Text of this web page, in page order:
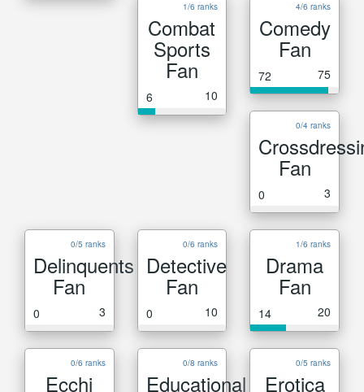
1/6 ranks
Combat
Sports
Fan
6 10
4/6 ranks
Comedy
Fan
72 75
0/4 ranks
Fan
0 3
0/5 ranks
Delinquents
Fan
0 3
0/6 ranks
Detective
Fan
0 10
1/6 ranks
Drama
Fan
14 20
0/6 ranks
Ecchi
0/8 ranks
Educational
0/5 ranks
Erotica